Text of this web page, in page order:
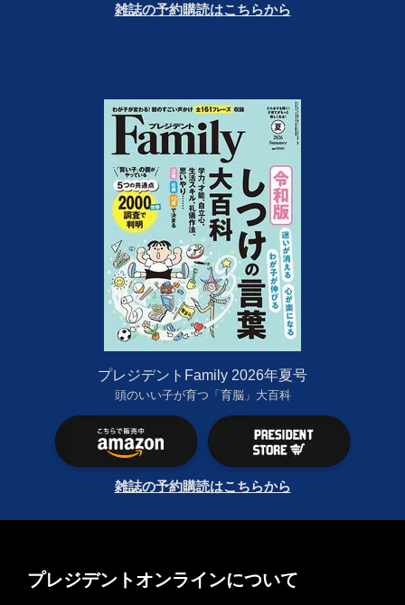
雑誌の予約購読はこちらから
プレジデントFamily 2026年夏号
頭のいい子が育つ「育脳」大百科
雑誌の予約購読はこちらから
プレジデントオンラインについて